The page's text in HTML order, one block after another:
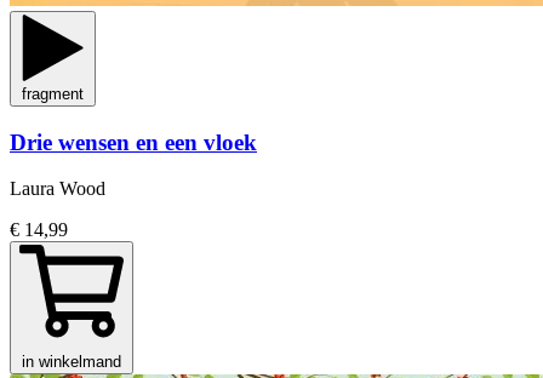
fragment
Drie wensen en een vloek
Laura Wood
€ 14,99
in winkelmand